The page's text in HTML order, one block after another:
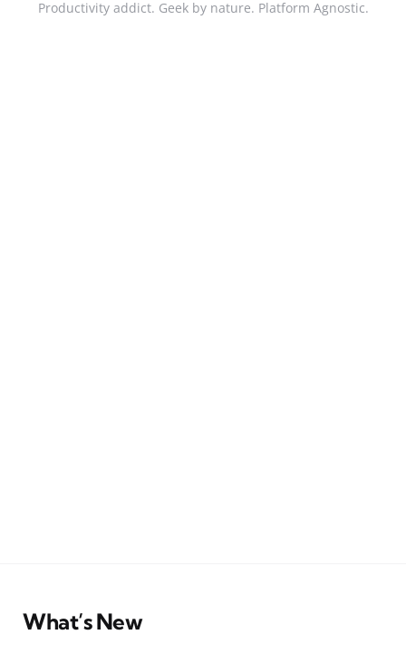
Productivity addict. Geek by nature. Platform Agnostic.
What’s New